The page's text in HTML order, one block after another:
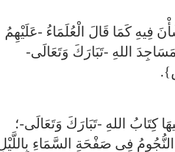
فِيهِ كَمَا قَالَ الْعُلَمَاءُ -عَلَيْهِمُ
اللهِ -تَبَارَكَ وَتَعَالَى-
كِتَابُ اللهِ -تَبَارَكَ وَتَعَالَى-؛
فِى صَفْحَةِ السَّمَاءِ